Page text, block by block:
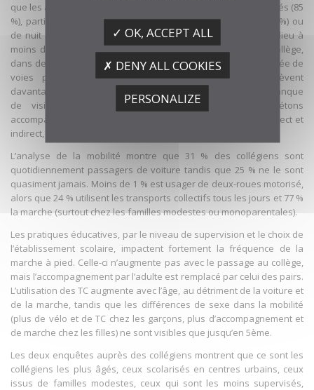
que les accidents se produisent majoritairement les jours ouvrés (85
%), particulièrement le mercredi (20 %), en pleine journée (77 %) ou
de nuit avec éclairage allumé (14 %). 50% des accidents ont lieu à
moins de 650 m du domicile et 75% à moins de 500 m du collège,
dans des zones à forte densité de trafic, plutôt lors de traversée de
voies principales. Les scénarios typiques d’accident relèvent
davantage d’un manque d’anticipation réciproque que d’un manque
de visibilité. Les transports collectifs (TC) et les piétons
accompagnants (pairs ou adultes) jouent un rôle important, direct et
indirect, dans les accidents piétons des collégiens.
L’analyse de la mobilité montre que 31 % des collégiens sont
quotidiennement passagers de voiture tandis que 25 % ne le sont
quasiment jamais. Moins de 1 % est usager de deux-roues motorisé,
alors que 24 % utilisent les transports collectifs tous les jours et 77 %
la marche (surtout chez les familles modestes ou monoparentales).
Les pratiques éducatives, par le niveau de supervision et le choix de
l’établissement scolaire, impactent fortement la fréquence de la
marche à pied. Celle-ci n’augmente pas avec le passage au collège,
mais l’accompagnement par l’adulte est remplacé par celui des pairs.
L’utilisation des TC augmente avec l’âge, au détriment de la voiture et
de la marche, tandis que les différences de sexe dans la mobilité
(plus de vélo et de TC chez les garçons, plus d’accompagnement et
de marche chez les filles) ne sont visibles que jusqu’en 5ème.
Les deux enquêtes auprès des collégiens montrent que ce sont les
collégiens les plus âgés, ceux scolarisés en centres urbains, ceux
issus de familles modestes, ceux qui sont les moins supervisés,
✓ OK, ACCEPT ALL
✗ DENY ALL COOKIES
PERSONALIZE